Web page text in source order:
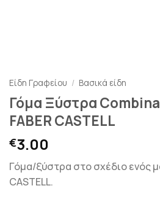
Είδη Γραφείου / Βασικά είδη
Γόμα Ξύστρα
FABER CASTELL
€3.00
Γόμα/ξύστρα στο σχέδιο ενός
CASTELL.